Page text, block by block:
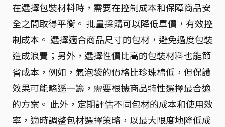
在選擇包裝材料時，需要在控制成本和保障商品安
全之間取得平衡。 批量採購可以降低單價，有效控
制成本。 選擇適合商品尺寸的包材，避免過度包裝
造成浪費；另外，選擇性價比高的包裝材料也能節
省成本，例如，氣泡袋的價格比珍珠棉低，但保護
效果可能略遜一籌，需要根據商品特性選擇最合適
的方案。 此外，定期評估不同包材的成本和使用效
率，適時調整包材選擇策略，以最大限度地降低成